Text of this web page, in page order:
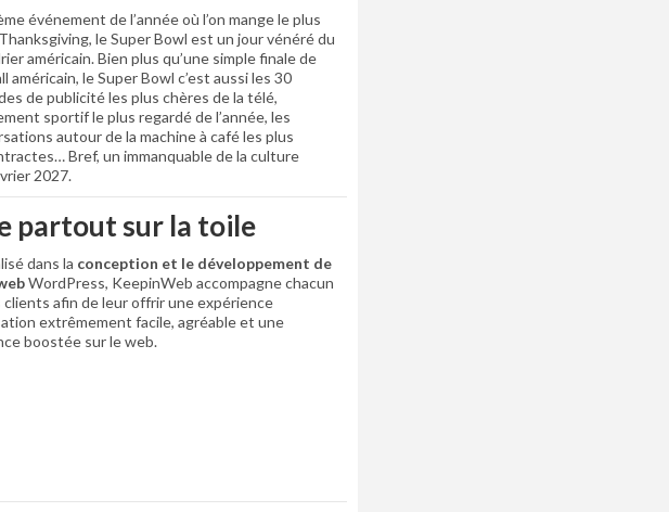
événement de l’année où l’on mange le plus
le Super Bowl est un jour vénéré du
américain. Bien plus qu’une simple finale de
américain, le Super Bowl c’est aussi les 30
de publicité les plus chères de la télé,
sportif le plus regardé de l’année, les
autour de la machine à café les plus
Bref, un immanquable de la culture
2027.
partout sur la toile
dans la conception et le développement de
WordPress, KeepinWeb accompagne chacun
clients afin de leur offrir une expérience
extrêmement facile, agréable et une
boostée sur le web.